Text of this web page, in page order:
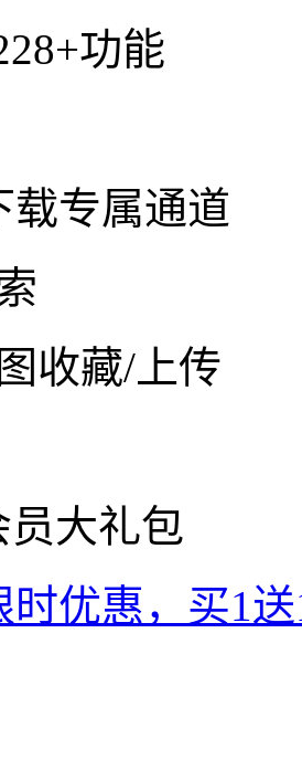
功能
载专属通道
收藏/上传
员大礼包
时优惠，买1